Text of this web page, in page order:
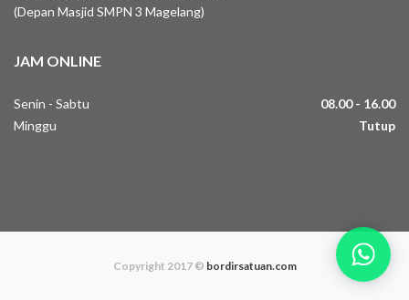
(Depan Masjid SMPN 3 Magelang)
JAM ONLINE
Senin - Sabtu
08.00 - 16.00
Minggu
Tutup
Copyright 2017 © bordirsatuan.com